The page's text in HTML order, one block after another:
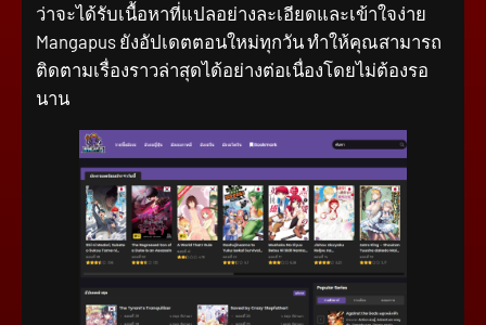
ว่าจะได้รับเนื้อหาที่แปลอย่างละเอียดและเข้าใจง่าย
Mangapus ยังอัปเดตตอนใหม่ทุกวัน ทำให้คุณสามารถ
ติดตามเรื่องราวล่าสุดได้อย่างต่อเนื่องโดยไม่ต้องรอ
นาน